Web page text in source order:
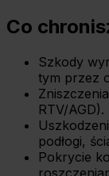
Co
Szkody
tym przez
RTV/AGD).
podłogi,
Pokrycie